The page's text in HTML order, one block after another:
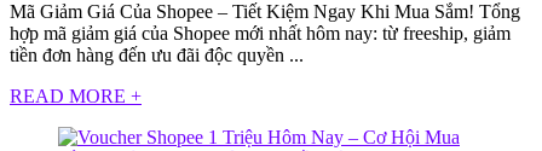
Mã Giảm Giá Của Shopee – Tiết Kiệm Ngay Khi Mua Sắm! Tổng
hợp mã giảm giá của Shopee mới nhất hôm nay: từ freeship, giảm
tiền đơn hàng đến ưu đãi độc quyền ...
READ MORE +